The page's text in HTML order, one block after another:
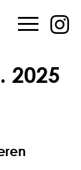
2025